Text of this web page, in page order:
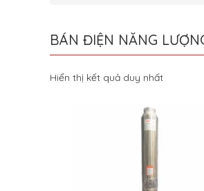
BÁN ĐIỆN NĂNG
Hiển thị kết quả duy nhất